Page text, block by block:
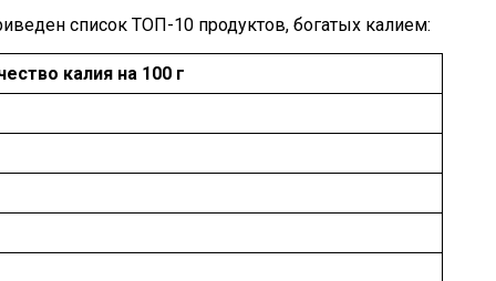
список ТОП-10 продуктов, богатых калием:
калия на 100 г